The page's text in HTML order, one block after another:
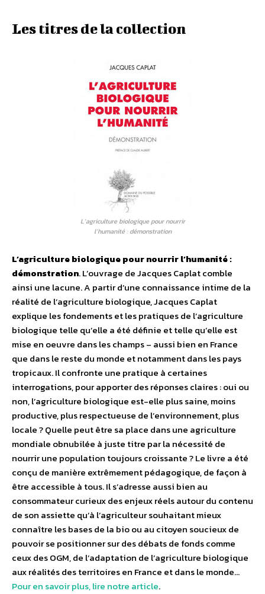
Les titres de la collection
L’agriculture biologique pour nourrir
l’humanité : démonstration
L’agriculture biologique pour nourrir l’humanité :
démonstration. L’ouvrage de Jacques Caplat comble
ainsi une lacune. A partir d’une connaissance intime de la
réalité de l’agriculture biologique, Jacques Caplat
explique les fondements et les pratiques de l’agriculture
biologique telle qu’elle a été définie et telle qu’elle est
mise en oeuvre dans les champs – aussi bien en France
que dans le reste du monde et notamment dans les pays
tropicaux. Il confronte une pratique à certaines
interrogations, pour apporter des réponses claires : oui ou
non, l’agriculture biologique est-elle plus saine, moins
productive, plus respectueuse de l’environnement, plus
locale ? Quelle peut être sa place dans une agriculture
mondiale obnubilée à juste titre par la nécessité de
nourrir une population toujours croissante ? Le livre a été
conçu de manière extrêmement pédagogique, de façon à
être accessible à tous. Il s’adresse aussi bien au
consommateur curieux des enjeux réels autour du contenu
de son assiette qu’à l’agriculteur souhaitant mieux
connaître les bases de la bio ou au citoyen soucieux de
pouvoir se positionner sur des débats de fonds comme
ceux des OGM, de l’adaptation de l’agriculture biologique
aux réalités des territoires en France et dans le monde…
Pour en savoir plus, lire notre article.